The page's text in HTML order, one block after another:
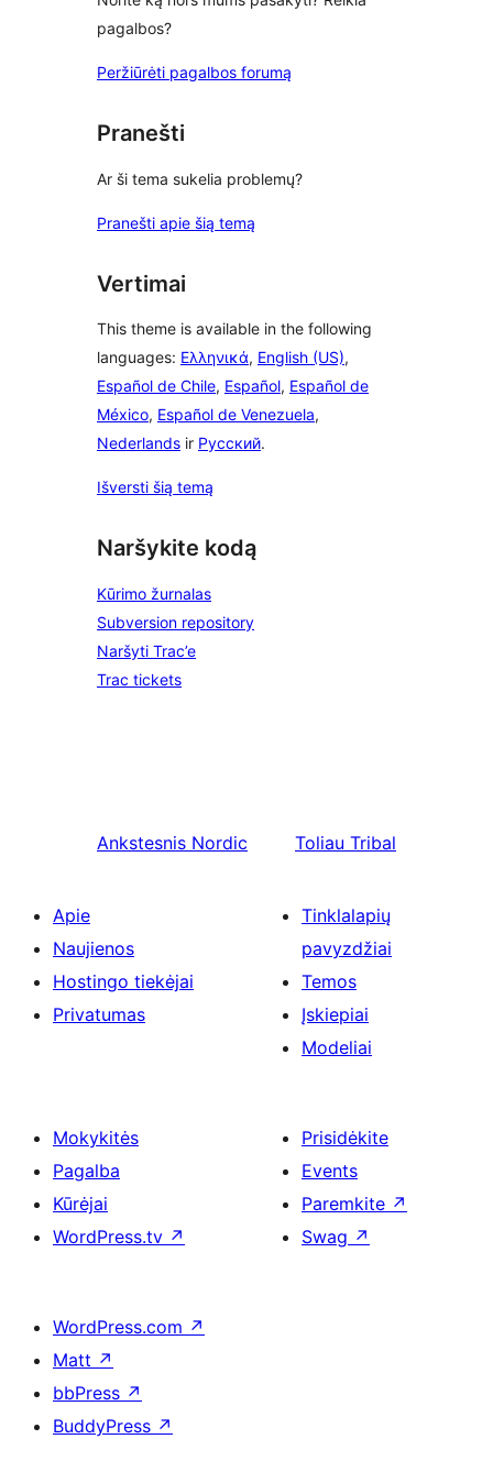
pagalbos?
Peržiūrėti pagalbos forumą
Pranešti
Ar ši tema sukelia problemų?
Pranešti apie šią temą
Vertimai
This theme is available in the following
languages: Ελληνικά, English (US),
Español de Chile, Español, Español de
México, Español de Venezuela,
Nederlands ir Русский.
Išversti šią temą
Naršykite kodą
Kūrimo žurnalas
Subversion repository
Naršyti Trac’e
Trac tickets
Ankstesnis Nordic Toliau Tribal
Apie
Naujienos
Hostingo tiekėjai
Privatumas
Tinklalapių
pavyzdžiai
Temos
Įskiepiai
Modeliai
Mokykitės
Pagalba
Kūrėjai
WordPress.tv ↗
Prisidėkite
Events
Paremkite ↗
Swag ↗
WordPress.com ↗
Matt ↗
bbPress ↗
BuddyPress ↗